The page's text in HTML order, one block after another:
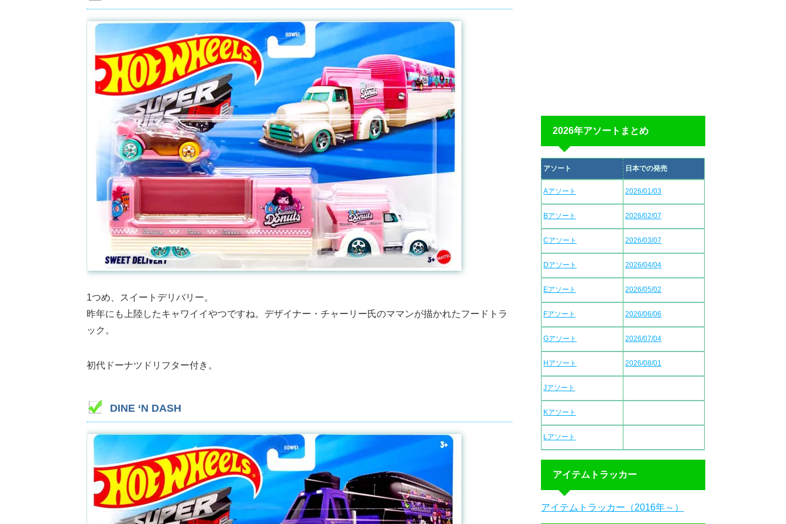
1つめ、スイートデリバリー。
昨年にも上陸したキャワイイやつですね。デザイナー・チャーリー氏のママンが描かれたフードトラ
ック。
初代ドーナツドリフター付き。
DINE ‘N DASH
2026年アソートまとめ
アソート 日本での発売
Aアソート 2026/01/03
Bアソート 2026/02/07
Cアソート 2026/03/07
Dアソート 2026/04/04
Eアソート 2026/05/02
Fアソート 2026/06/06
Gアソート 2026/07/04
Hアソート 2026/08/01
Jアソート
Kアソート
Lアソート
アイテムトラッカー
アイテムトラッカー（2016年～）